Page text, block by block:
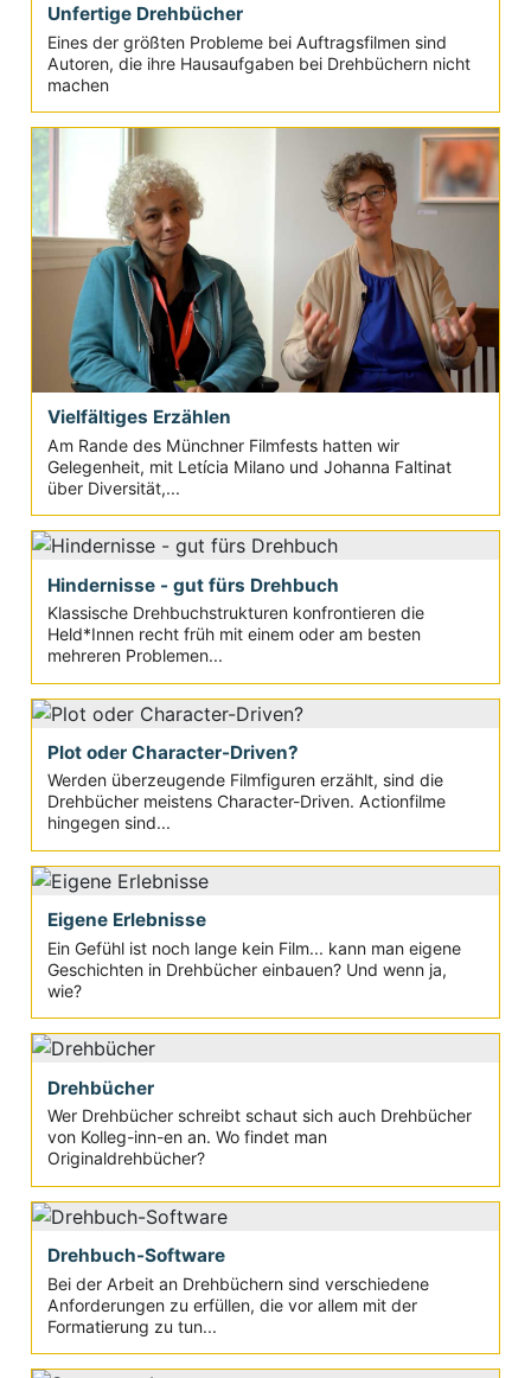
Unfertige Drehbücher
Eines der größten Probleme bei Auftragsfilmen sind
Autoren, die ihre Hausaufgaben bei Drehbüchern nicht
machen
Vielfältiges Erzählen
Am Rande des Münchner Filmfests hatten wir
Gelegenheit, mit Letícia Milano und Johanna Faltinat
über Diversität,...
Hindernisse - gut fürs Drehbuch
Klassische Drehbuchstrukturen konfrontieren die
Held*Innen recht früh mit einem oder am besten
mehreren Problemen...
Plot oder Character-Driven?
Werden überzeugende Filmfiguren erzählt, sind die
Drehbücher meistens Character-Driven. Actionfilme
hingegen sind...
Eigene Erlebnisse
Ein Gefühl ist noch lange kein Film... kann man eigene
Geschichten in Drehbücher einbauen? Und wenn ja,
wie?
Drehbücher
Wer Drehbücher schreibt schaut sich auch Drehbücher
von Kolleg-inn-en an. Wo findet man
Originaldrehbücher?
Drehbuch-Software
Bei der Arbeit an Drehbüchern sind verschiedene
Anforderungen zu erfüllen, die vor allem mit der
Formatierung zu tun...